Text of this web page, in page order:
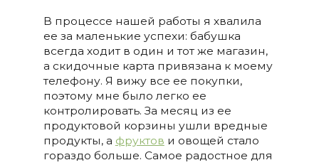
В процессе нашей работы я хвалила
ее за маленькие успехи: бабушка
всегда ходит в один и тот же магазин,
а скидочные карта привязана к моему
телефону. Я вижу все ее покупки,
поэтому мне было легко ее
контролировать. За месяц из ее
продуктовой корзины ушли вредные
продукты, а фруктов и овощей стало
гораздо больше. Самое радостное для